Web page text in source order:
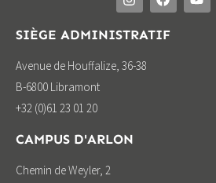
SIÈGE ADMINISTRATIF
Avenue de Houffalize, 36-38
B-6800 Libramont
+32 (0)61 23 01 20
CAMPUS D'ARLON
Chemin de Weyler, 2